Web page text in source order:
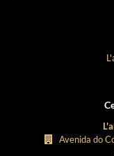
Avenida do